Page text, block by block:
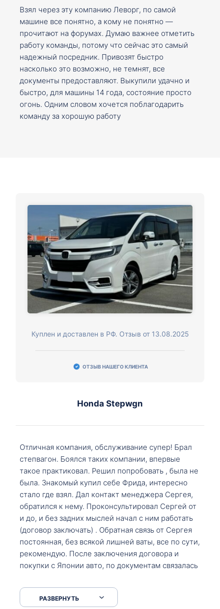
Взял через эту компанию Леворг, по самой
машине все понятно, а кому не понятно —
прочитают на форумах. Думаю важнее отметить
работу команды, потому что сейчас это самый
надежный посредник. Привозят быстро
насколько это возможно, не темнят, все
документы предоставляют. Выкупили удачно и
быстро, для машины 14 года, состояние просто
огонь. Одним словом хочется поблагодарить
команду за хорошую работу
Куплен и доставлен в РФ. Отзыв от 13.08.2025
ОТЗЫВ НАШЕГО КЛИЕНТА
Honda Stepwgn
Отличная компания, обслуживание супер! Брал
степвагон. Боялся таких компании, впервые
такое практиковал. Решил попробовать , была не
была. Знакомый купил себе Фрида, интересно
стало где взял. Дал контакт менеджера Сергея,
обратился к нему. Проконсультировал Сергей от
и до, и без задних мыслей начал с ним работать
(договор заключать) . Обратная связь от Сергея
постоянная, без всякой лишней ваты, все по сути,
рекомендую. После заключения договора и
покупки с Японии авто, по документам связалась
что заполнить, куда зайти, образцы и т.д. После
приехал за авто. Меня тепло встретили Сергей с
РАЗВЕРНУТЬ